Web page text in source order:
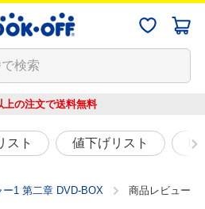
上の注文で送料無料
スト 値下げリスト
1 第二章 DVD-BOX 商品レビュー